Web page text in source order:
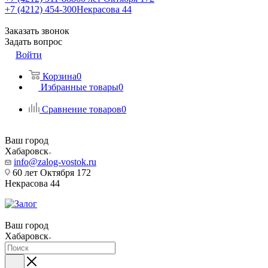
+7 (4212) 454-300Некрасова 44
Заказать звонок
Задать вопрос
Войти
Корзина0
Избранные товары0
Сравнение товаров0
Ваш город
Хабаровск
info@zalog-vostok.ru
60 лет Октября 172
Некрасова 44
Ваш город
Хабаровск